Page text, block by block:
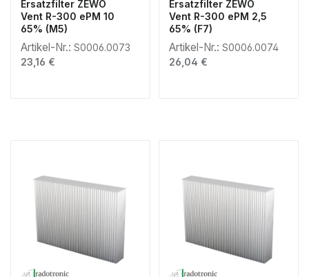
Ersatzfilter ZEWO
Vent R-300 ePM 10
65% (M5)
Artikel-Nr.: S0006.0073
Regulärer Preis:
23,16 €
Ersatzfilter ZEWO
Vent R-300 ePM 2,5
65% (F7)
Artikel-Nr.: S0006.0074
Regulärer Preis:
26,04 €